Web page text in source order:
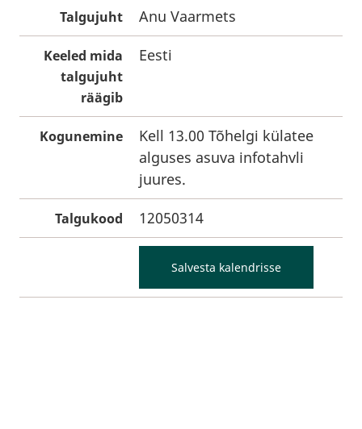
Talgujuht Anu Vaarmets
Keeled mida
talgujuht
räägib
Eesti
Kogunemine
Kell 13.00 Tõhelgi külatee
alguses asuva infotahvli
juures.
Talgukood 12050314
Salvesta kalendrisse